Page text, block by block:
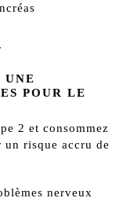
UNE
POUR LE
2 et consommez
risque accru de
nerveux